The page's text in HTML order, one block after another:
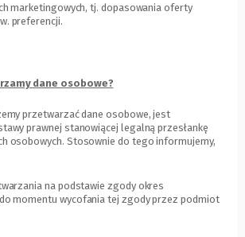
marketingowych, tj. dopasowania oferty
preferencji.
dane osobowe?
przetwarzać dane osobowe, jest
prawnej stanowiącej legalną przesłankę
osobowych. Stosownie do tego informujemy,
na podstawie zgody okres
momentu wycofania tej zgody przez podmiot